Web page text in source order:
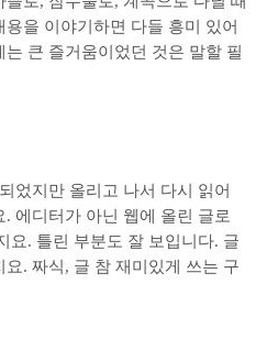
을 이야기하면 다들 흥미 있어
큰 즐거움이었던 것은 말할 필
었지만 올리고 나서 다시 읽어
에디터가 아닌 웹에 올린 글로
요. 틀린 부분도 잘 보입니다. 글
. 짜식, 글 참 재미있게 쓰는 구